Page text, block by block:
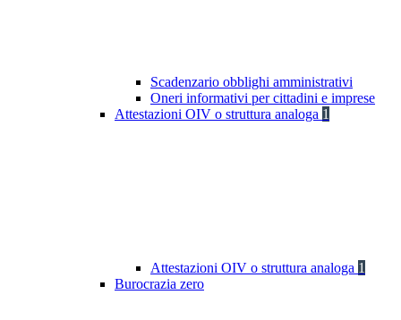
Scadenzario obblighi amministrativi
Oneri informativi per cittadini e imprese
Attestazioni OIV o struttura analoga 1
Attestazioni OIV o struttura analoga 1
Burocrazia zero